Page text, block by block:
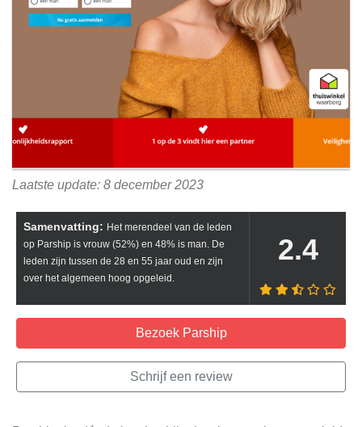
Laatste update: 8 december 2023
Samenvatting: Het merendeel van de leden
op Parship is vrouw (52%) en 48% is man. De
leden zijn tussen de 28 en 55 jaar oud en zijn
over het algemeen hoog opgeleid.
2.4
Bezoek Parship
Schrijf een review